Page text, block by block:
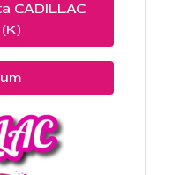
CADILLAC